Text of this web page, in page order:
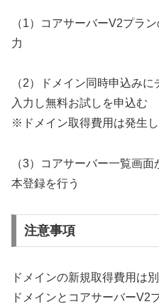
（1）コアサーバーV2プラ
力
（2）ドメイン同時申込み
入力し無料お試しを申込む
※ドメイン取得費用は発生し
（3）コアサーバー一覧画
本登録を行う
注意事項
ドメインの新規取得費用は
ドメインとコアサーバーV2